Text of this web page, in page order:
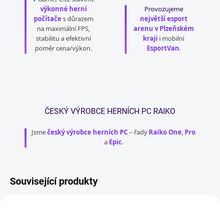
výkonné herní
počítače s důrazem
na maximální FPS,
stabilitu a efektivní
poměr cena/výkon.
Provozujeme
největší esport
arenu v Plzeňském
kraji i mobilní
EsportVan.
ČESKÝ VÝROBCE HERNÍCH PC RAIKO
Jsmečeský výrobce herních PC– řady Raiko One, Pro
a Epic.
Související produkty